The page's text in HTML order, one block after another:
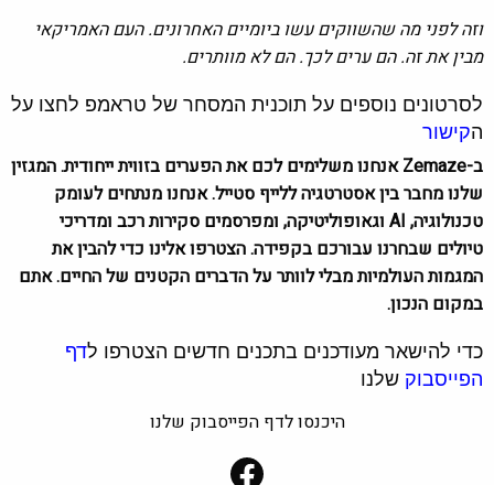
וזה לפני מה שהשווקים עשו ביומיים האחרונים. העם האמריקאי
מבין את זה. הם ערים לכך. הם לא מוותרים.
לסרטונים נוספים על תוכנית המסחר של טראמפ לחצו על
קישור
ב-Zemaze אנחנו משלימים לכם את הפערים בזווית ייחודית. המגזין
שלנו מחבר בין אסטרטגיה ללייף סטייל. אנחנו מנתחים לעומק
טכנולוגיה, AI וגאופוליטיקה, ומפרסמים סקירות רכב ומדריכי
טיולים שבחרנו עבורכם בקפידה. הצטרפו אלינו כדי להבין את
המגמות העולמיות מבלי לוותר על הדברים הקטנים של החיים. אתם
במקום הנכון.
כדי להישאר מעודכנים בתכנים חדשים הצטרפו ל דף
הפייסבוקשלנו
היכנסו לדף הפייסבוק שלנו
Facebook